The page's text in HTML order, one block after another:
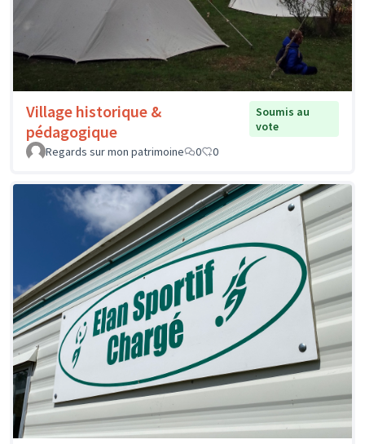
Village historique &
pédagogique
Soumis au
vote
Regards sur mon patrimoine
0 0